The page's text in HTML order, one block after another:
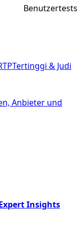
Benutzertests
& Judi
Anbieter und
Insights